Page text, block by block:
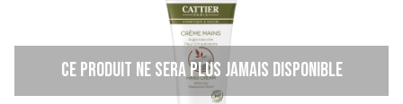
Ce produit ne sera plus jamais disponible